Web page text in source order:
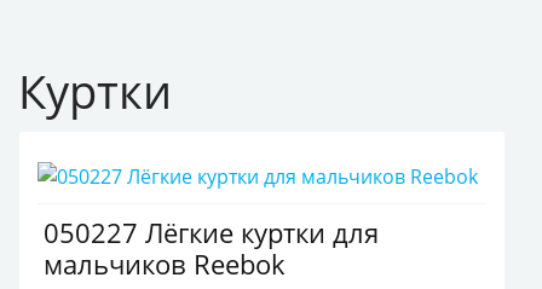
Куртки
050227 Лёгкие куртки для
мальчиков Reebok